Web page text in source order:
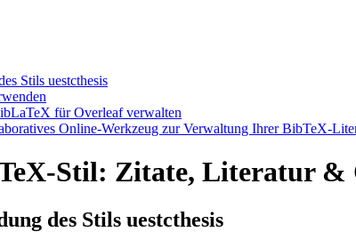
Stils uestcthesis
für Overleaf verwalten
Online-Werkzeug zur Verwaltung Ihrer BibTeX-
Stil: Zitate, Literatur &
des Stils uestcthesis